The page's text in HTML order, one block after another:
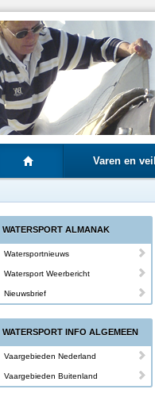
Varen en
WATERSPORT ALMANAK
Watersportnieuws
Watersport Weerbericht
Nieuwsbrief
WATERSPORT INFO ALGEMEEN
Vaargebieden Nederland
Vaargebieden Buitenland